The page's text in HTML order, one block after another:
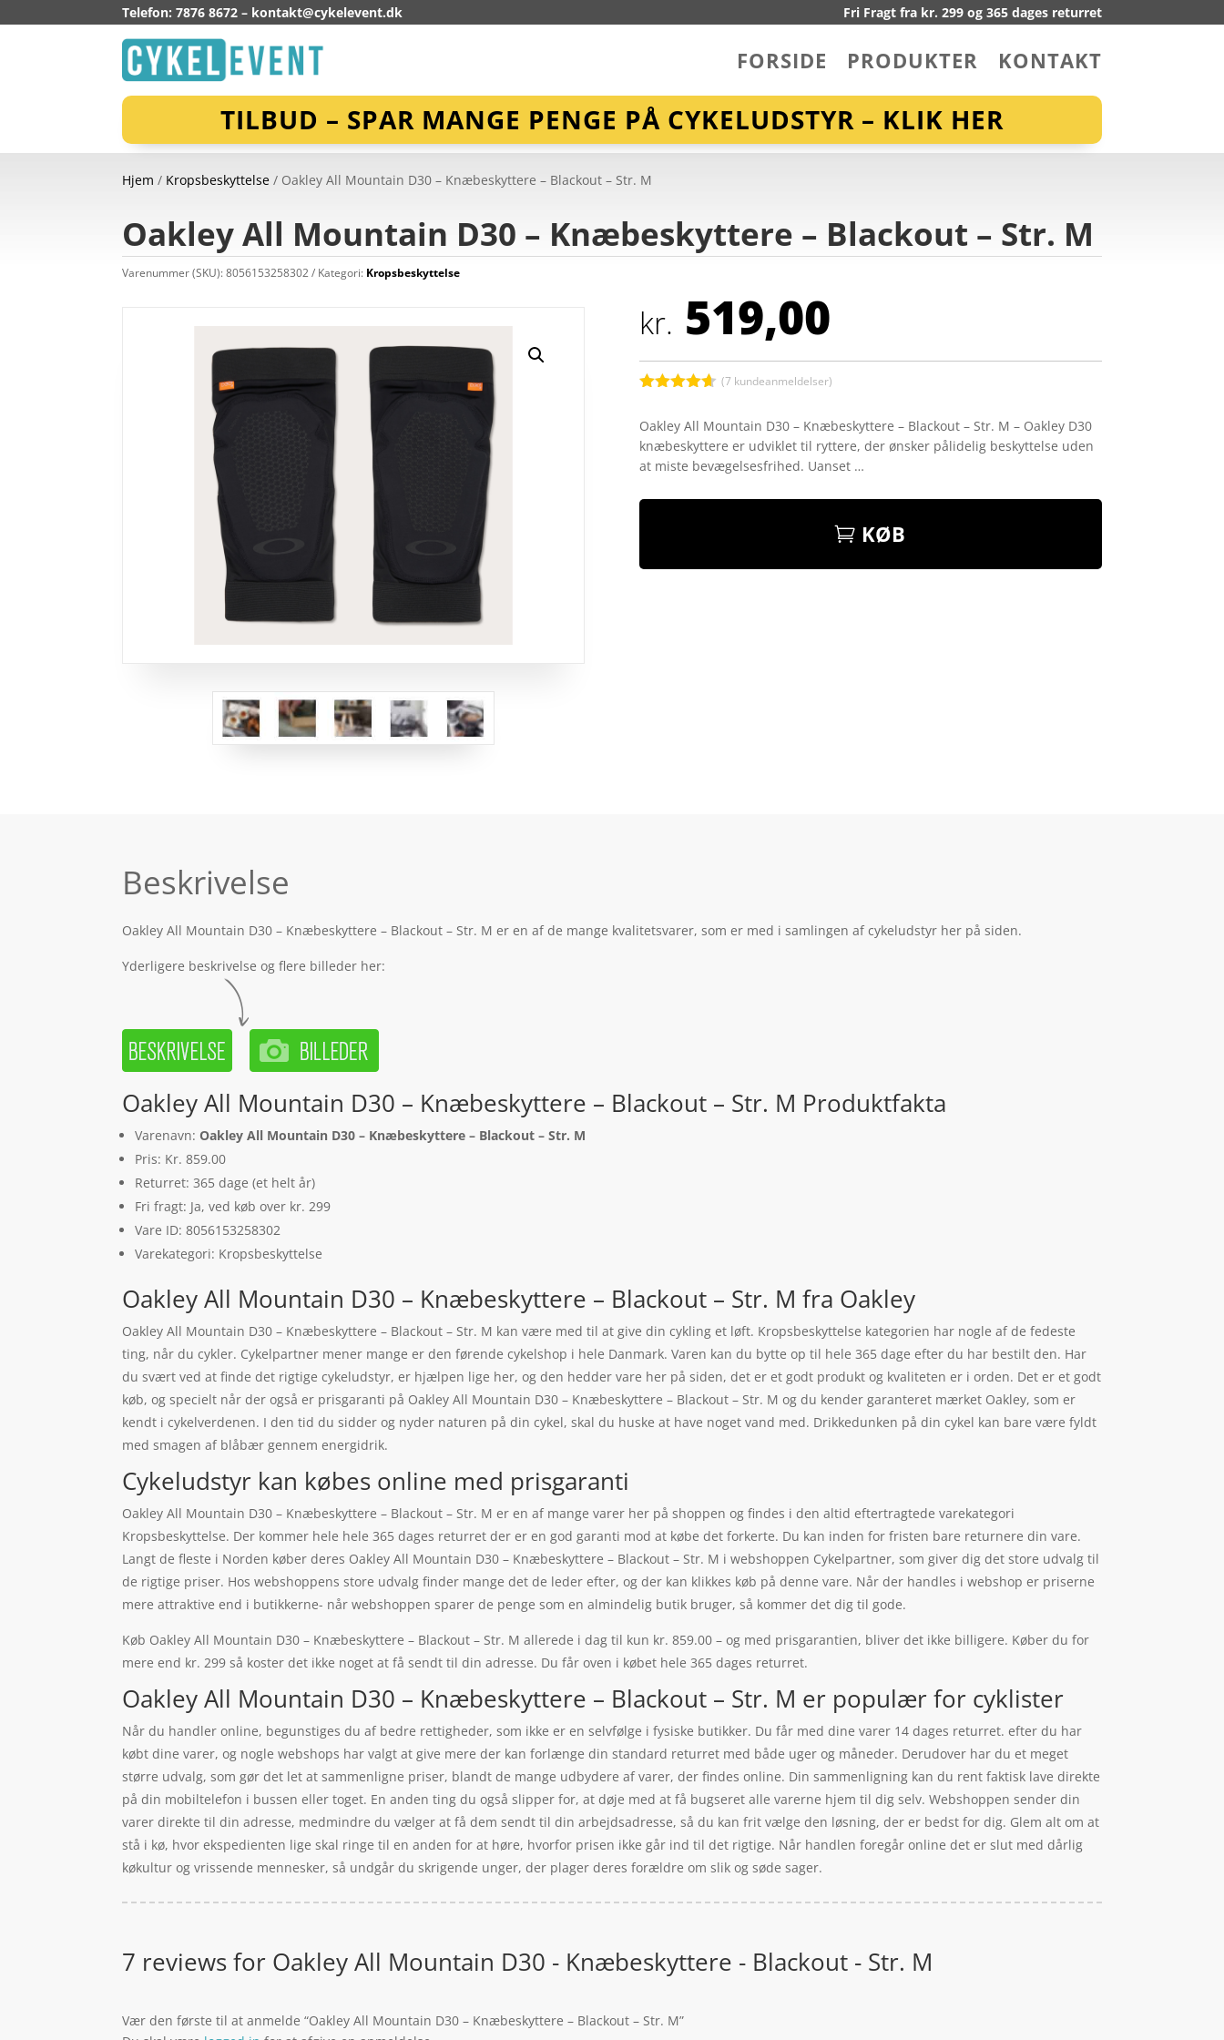
Telefon: 7876 8672 – kontakt@cykelevent.dk Fri Fragt fra kr. 299 og 365 dages returret
FORSIDE PRODUKTER KONTAKT
TILBUD – SPAR MANGE PENGE PÅ CYKELUDSTYR – KLIK HER
Hjem / Kropsbeskyttelse / Oakley All Mountain D30 – Knæbeskyttere – Blackout – Str. M
Oakley All Mountain D30 – Knæbeskyttere – Blackout – Str. M
Varenummer (SKU):8056153258302 Kategori: Kropsbeskyttelse
kr. 519,00
ud af 5
baseret på
kundebedø
mmelser
(7 kundeanmeldelser)
Oakley All Mountain D30 – Knæbeskyttere – Blackout – Str. M – Oakley D30
knæbeskyttere er udviklet til ryttere, der ønsker pålidelig beskyttelse uden
at miste bevægelsesfrihed. Uanset …
KØB
Beskrivelse
Oakley All Mountain D30 – Knæbeskyttere – Blackout – Str. M er en af de mange kvalitetsvarer, som er med i samlingen af cykeludstyr her på siden.
Yderligere beskrivelse og flere billeder her:
Oakley All Mountain D30 – Knæbeskyttere – Blackout – Str. M Produktfakta
Varenavn: Oakley All Mountain D30 – Knæbeskyttere – Blackout – Str. M
Pris: Kr. 859.00
Returret: 365 dage (et helt år)
Fri fragt: Ja, ved køb over kr. 299
Vare ID: 8056153258302
Varekategori: Kropsbeskyttelse
Oakley All Mountain D30 – Knæbeskyttere – Blackout – Str. M fra Oakley
Oakley All Mountain D30 – Knæbeskyttere – Blackout – Str. M kan være med til at give din cykling et løft. Kropsbeskyttelse kategorien har nogle af de fedeste
ting, når du cykler. Cykelpartner mener mange er den førende cykelshop i hele Danmark. Varen kan du bytte op til hele 365 dage efter du har bestilt den. Har
du svært ved at finde det rigtige cykeludstyr, er hjælpen lige her, og den hedder vare her på siden, det er et godt produkt og kvaliteten er i orden. Det er et godt
køb, og specielt når der også er prisgaranti på Oakley All Mountain D30 – Knæbeskyttere – Blackout – Str. M og du kender garanteret mærket Oakley, som er
kendt i cykelverdenen. I den tid du sidder og nyder naturen på din cykel, skal du huske at have noget vand med. Drikkedunken på din cykel kan bare være fyldt
med smagen af blåbær gennem energidrik.
Cykeludstyr kan købes online med prisgaranti
Oakley All Mountain D30 – Knæbeskyttere – Blackout – Str. M er en af mange varer her på shoppen og findes i den altid eftertragtede varekategori
Kropsbeskyttelse. Der kommer hele hele 365 dages returret der er en god garanti mod at købe det forkerte. Du kan inden for fristen bare returnere din vare.
Langt de fleste i Norden køber deres Oakley All Mountain D30 – Knæbeskyttere – Blackout – Str. M i webshoppen Cykelpartner, som giver dig det store udvalg til
de rigtige priser. Hos webshoppens store udvalg finder mange det de leder efter, og der kan klikkes køb på denne vare. Når der handles i webshop er priserne
mere attraktive end i butikkerne- når webshoppen sparer de penge som en almindelig butik bruger, så kommer det dig til gode.
Køb Oakley All Mountain D30 – Knæbeskyttere – Blackout – Str. M allerede i dag til kun kr. 859.00 – og med prisgarantien, bliver det ikke billigere. Køber du for
mere end kr. 299 så koster det ikke noget at få sendt til din adresse. Du får oven i købet hele 365 dages returret.
Oakley All Mountain D30 – Knæbeskyttere – Blackout – Str. M er populær for cyklister
Når du handler online, begunstiges du af bedre rettigheder, som ikke er en selvfølge i fysiske butikker. Du får med dine varer 14 dages returret. efter du har
købt dine varer, og nogle webshops har valgt at give mere der kan forlænge din standard returret med både uger og måneder. Derudover har du et meget
større udvalg, som gør det let at sammenligne priser, blandt de mange udbydere af varer, der findes online. Din sammenligning kan du rent faktisk lave direkte
på din mobiltelefon i bussen eller toget. En anden ting du også slipper for, at døje med at få bugseret alle varerne hjem til dig selv. Webshoppen sender din
varer direkte til din adresse, medmindre du vælger at få dem sendt til din arbejdsadresse, så du kan frit vælge den løsning, der er bedst for dig. Glem alt om at
stå i kø, hvor ekspedienten lige skal ringe til en anden for at høre, hvorfor prisen ikke går ind til det rigtige. Når handlen foregår online det er slut med dårlig
køkultur og vrissende mennesker, så undgår du skrigende unger, der plager deres forældre om slik og søde sager.
7 reviews for Oakley All Mountain D30 - Knæbeskyttere - Blackout - Str. M
Vær den første til at anmelde “Oakley All Mountain D30 – Knæbeskyttere – Blackout – Str. M”